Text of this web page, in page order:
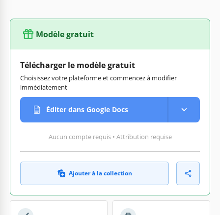
Modèle gratuit
Télécharger le modèle gratuit
Choisissez votre plateforme et commencez à modifier
immédiatement
Éditer dans Google Docs
Aucun compte requis • Attribution requise
Ajouter à la collection